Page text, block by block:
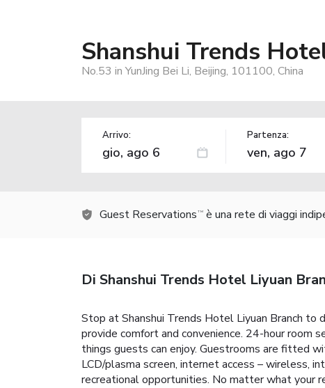
Shanshui Trends
No.53 in YunJing Bei Li, Beijing, 101100, China
Arrivo: Partenza:
Guest Reservations TM è una rete di viaggi
Di Shanshui Trends Hotel Liyuan
Stop at Shanshui Trends Hotel Liyuan Branch
provide comfort and convenience. 24-hour room
things guests can enjoy. Guestrooms are fitted
LCD/plasma screen, internet access – wireless,
recreational opportunities. No matter what your